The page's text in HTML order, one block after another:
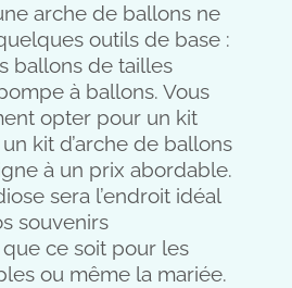
arche de ballons ne
outils de base :
ballons de tailles
à ballons. Vous
opter pour un kit
kit d’arche de ballons
à un prix abordable.
sera l’endroit idéal
souvenirs
ce soit pour les
ou même la mariée.